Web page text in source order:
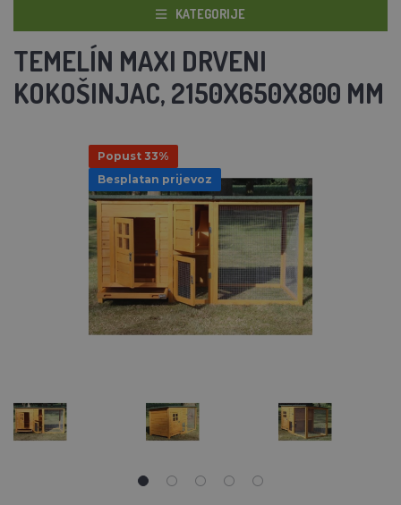
KATEGORIJE
TEMELÍN MAXI DRVENI
KOKOŠINJAC, 2150X650X800 MM
Popust 33%
Besplatan prijevoz